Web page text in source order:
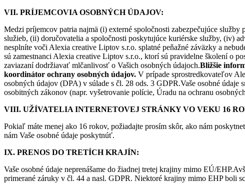
VII. PRÍJEMCOVIA OSOBNÝCH ÚDAJOV:
Medzi príjemcov patria najmä (i) externé spoločnosti zabezpečujúce
služieb, (ii) doručovatelia a spoločnosti poskytujúce kuriérske služby, (iv)
nesplníte voči Alexia creative Liptov s.r.o. splatné peňažné záväzky a
sú zamestnanci Alexia creative Liptov s.r.o., ktorí sú pravidelne školení o
zaviazaní dodržiavať mlčanlivosť o Vašich osobných údajoch.Bližšie
koordinátor ochrany osobných údajov. V prípade sprostredkovateľov
osobných údajov (DPA) v súlade s čl. 28 ods. 3 GDPR.Vaše osobné
osobitných zákonov (napr. vyšetrovanie polície, Úradu na ochranu
VIII. UŽÍVATELIA INTERNETOVEJ STRÁNKY VO VEKU 16
Pokiaľ máte menej ako 16 rokov, požiadajte prosím skôr, ako nám
nám Vaše osobné údaje poskytnúť.
IX. PRENOS DO TRETÍCH KRAJÍN:
Vaše osobné údaje neprenášame do žiadnej tretej krajiny mimo EÚ/
primerané záruky v čl. 44 a nasl. GDPR. Niektoré krajiny mimo EHP boli